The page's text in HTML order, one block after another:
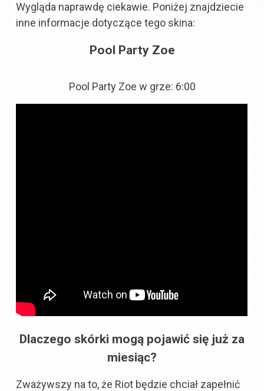
Wygląda naprawdę ciekawie. Poniżej znajdziecie
inne informacje dotyczące tego skina:
Pool Party Zoe
Pool Party Zoe w grze: 6:00
Dlaczego skórki mogą pojawić się już za
miesiąc?
Zważywszy na to, że Riot będzie chciał zapełnić